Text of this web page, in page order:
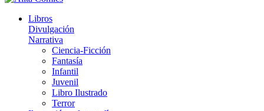
Libros
Divulgación
Narrativa
Ciencia-Ficción
Fantasía
Infantil
Juvenil
Libro Ilustrado
Terror